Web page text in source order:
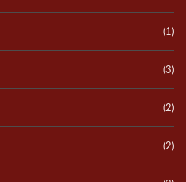
(1)
(3)
(2)
(2)